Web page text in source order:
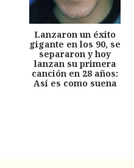
Lanzaron un éxito
gigante en los 90, se
separaron y hoy
lanzan su primera
canción en 28 años:
Así es como suena